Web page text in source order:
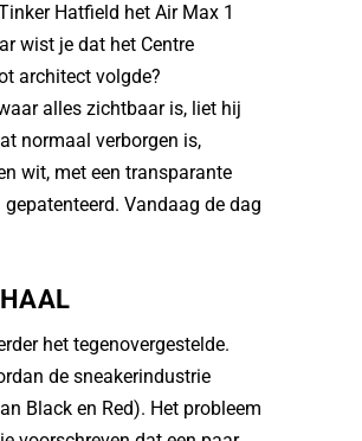
Hatfield het Air Max 1
wist je dat het Centre
architect volgde?
alles zichtbaar is, liet hij
normaal verborgen is,
wit, met een transparante
Vandaag de dag
het tegenovergestelde.
de sneakerindustrie
Black en Red). Het probleem